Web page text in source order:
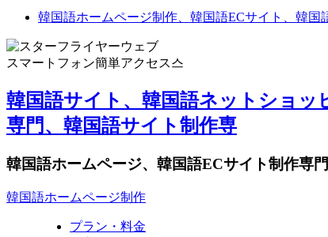
韓国語ホームページ制作、韓国語ECサイト、韓
スマートフォン簡単アクセス스
韓国語サイト、韓国語ネットショッ
専門、韓国語サイト制作専
韓国語ホームページ、韓国語ECサイト制作専
韓国語ホームページ制作
プラン・料金